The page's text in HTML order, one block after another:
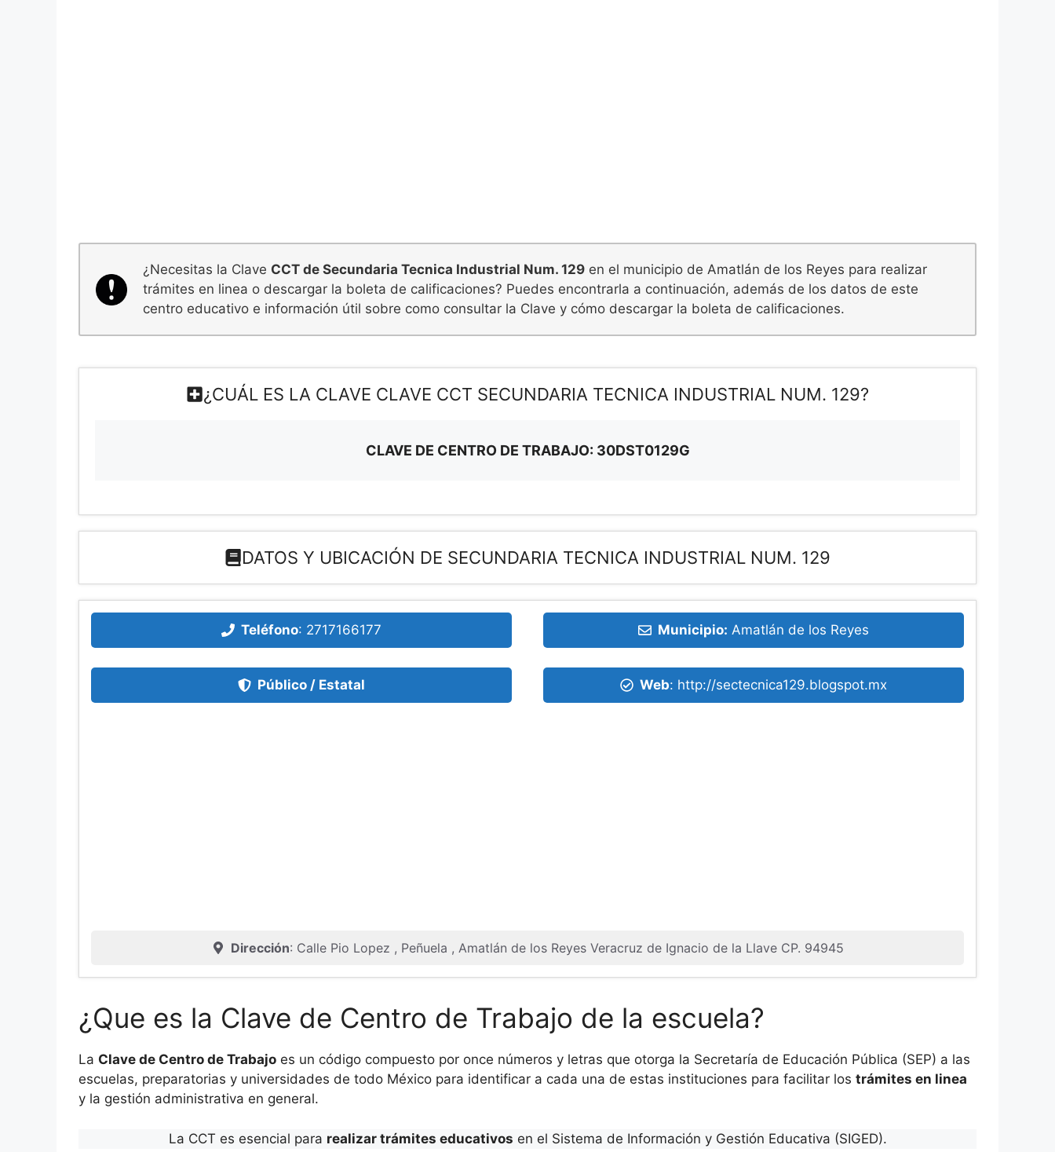
¿Necesitas la Clave CCT de Secundaria Tecnica Industrial Num. 129 en el municipio de Amatlán de los Reyes para realizar
trámites en linea o descargar la boleta de calificaciones? Puedes encontrarla a continuación, además de los datos de este
centro educativo e información útil sobre como consultar la Clave y cómo descargar la boleta de calificaciones.
¿CUÁL ES LA CLAVE CLAVE CCT SECUNDARIA TECNICA INDUSTRIAL NUM. 129?
CLAVE DE CENTRO DE TRABAJO: 30DST0129G
DATOS Y UBICACIÓN DE SECUNDARIA TECNICA INDUSTRIAL NUM. 129
Teléfono: 2717166177 Municipio: Amatlán de los Reyes
Público / Estatal Web: http://sectecnica129.blogspot.mx
Dirección: Calle Pio Lopez , Peñuela , Amatlán de los Reyes Veracruz de Ignacio de la Llave CP. 94945
¿Que es la Clave de Centro de Trabajo de la escuela?
La Clave de Centro de Trabajo es un código compuesto por once números y letras que otorga la Secretaría de Educación Pública (SEP) a las
escuelas, preparatorias y universidades de todo México para identificar a cada una de estas instituciones para facilitar los trámites en linea
y la gestión administrativa en general.
La CCT es esencial para realizar trámites educativos en el Sistema de Información y Gestión Educativa (SIGED).